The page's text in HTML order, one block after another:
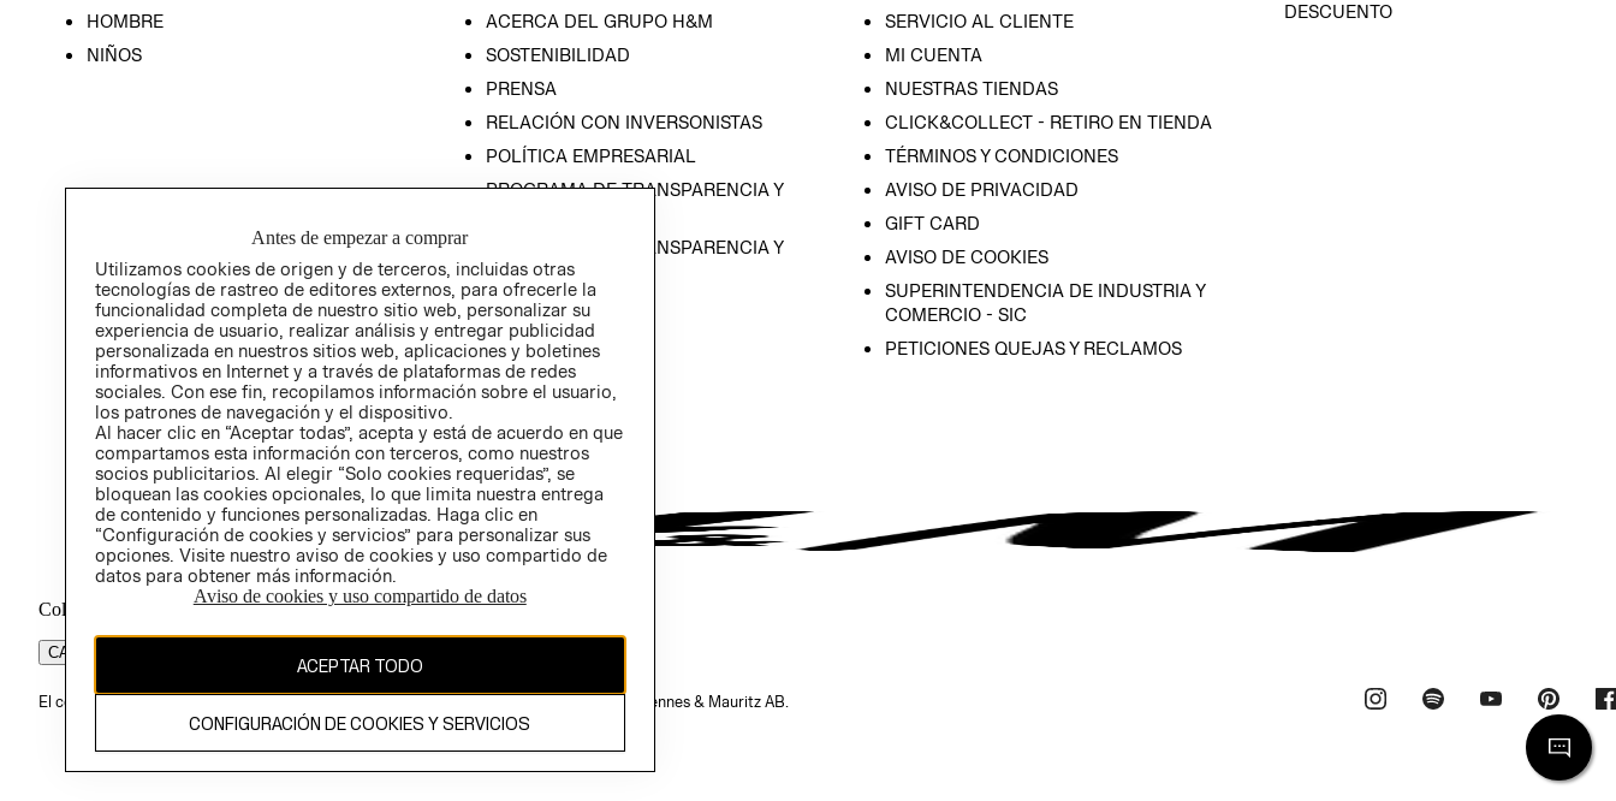
HOMBRE
NIÑOS
ACERCA DEL GRUPO H&M
SOSTENIBILIDAD
PRENSA
RELACIÓN CON INVERSONISTAS
POLÍTICA EMPRESARIAL
PROGRAMA DE TRANSPARENCIA Y
PROGRAMA DE TRANSPARENCIA Y
ÉTICA (INGLÉS)
SERVICIO AL CLIENTE
MI CUENTA
NUESTRAS TIENDAS
CLICK&COLLECT - RETIRO EN TIENDA
TÉRMINOS Y CONDICIONES
AVISO DE PRIVACIDAD
GIFT CARD
AVISO DE COOKIES
SUPERINTENDENCIA DE INDUSTRIA Y
COMERCIO - SIC
PETICIONES QUEJAS Y RECLAMOS
DESCUENTO
Colombia ($)
CAMBIAR REGIÓN
El contenido de esta página web está protegido por copyright y es propiedad de H&M Hennes & Mauritz AB.
Antes de empezar a comprar
Utilizamos cookies de origen y de terceros, incluidas otras
tecnologías de rastreo de editores externos, para ofrecerle la
funcionalidad completa de nuestro sitio web, personalizar su
experiencia de usuario, realizar análisis y entregar publicidad
personalizada en nuestros sitios web, aplicaciones y boletines
informativos en Internet y a través de plataformas de redes
sociales. Con ese fin, recopilamos información sobre el usuario,
los patrones de navegación y el dispositivo.
Al hacer clic en “Aceptar todas”, acepta y está de acuerdo en que
compartamos esta información con terceros, como nuestros
socios publicitarios. Al elegir “Solo cookies requeridas”, se
bloquean las cookies opcionales, lo que limita nuestra entrega
de contenido y funciones personalizadas. Haga clic en
“Configuración de cookies y servicios” para personalizar sus
opciones. Visite nuestro aviso de cookies y uso compartido de
datos para obtener más información.
Aviso de cookies y uso compartido de datos
ACEPTAR TODO
CONFIGURACIÓN DE COOKIES Y SERVICIOS